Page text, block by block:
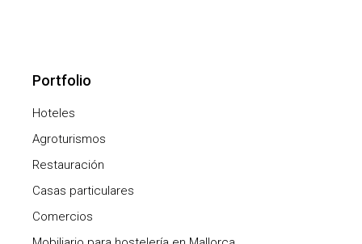
Portfolio
Hoteles
Agroturismos
Restauración
Casas particulares
Comercios